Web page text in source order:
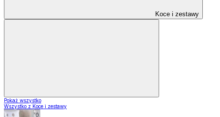
Koce i zestawy
Pokaż wszystko
Wszystko z Koce i zestawy